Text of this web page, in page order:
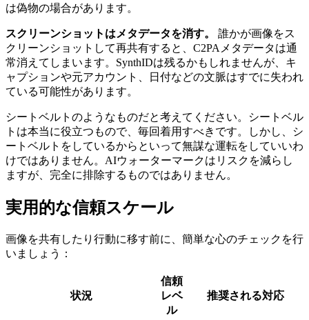
は偽物の場合があります。
スクリーンショットはメタデータを消す。
誰かが画像をス
クリーンショットして再共有すると、C2PAメタデータは通
常消えてしまいます。SynthIDは残るかもしれませんが、キ
ャプションや元アカウント、日付などの文脈はすでに失われ
ている可能性があります。
シートベルトのようなものだと考えてください。シートベル
トは本当に役立つもので、毎回着用すべきです。しかし、シ
ートベルトをしているからといって無謀な運転をしていいわ
けではありません。AIウォーターマークはリスクを減らし
ますが、完全に排除するものではありません。
実用的な信頼スケール
画像を共有したり行動に移す前に、簡単な心のチェックを行
いましょう：
状況
信頼
レベ
ル
推奨される対応